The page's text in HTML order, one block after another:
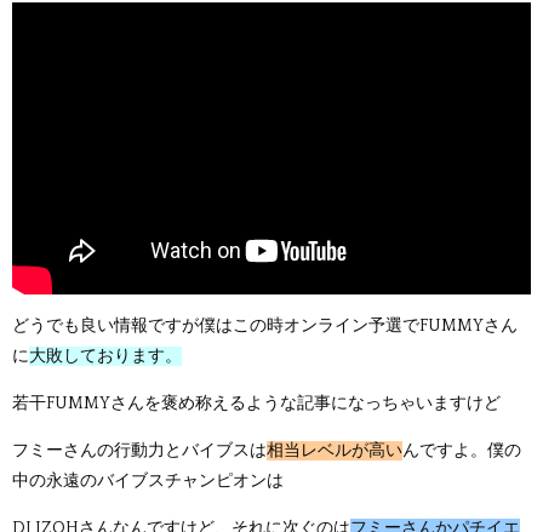
どうでも良い情報ですが僕はこの時オンライン予選でFUMMYさん
に大敗しております。
若干FUMMYさんを褒め称えるような記事になっちゃいますけど
フミーさんの行動力とバイブスは相当レベルが高いんですよ。僕の
中の永遠のバイブスチャンピオンは